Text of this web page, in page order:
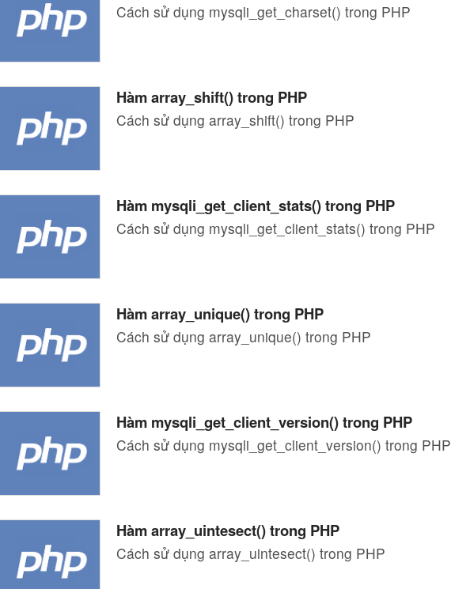
Cách sử dụng mysqli_get_charset() trong PHP
Hàm array_shift() trong PHP
Cách sử dụng array_shift() trong PHP
Hàm mysqli_get_client_stats() trong PHP
Cách sử dụng mysqli_get_client_stats() trong PHP
Hàm array_unique() trong PHP
Cách sử dụng array_unique() trong PHP
Hàm mysqli_get_client_version() trong PHP
Cách sử dụng mysqli_get_client_version() trong PHP
Hàm array_uintesect() trong PHP
Cách sử dụng array_uintesect() trong PHP